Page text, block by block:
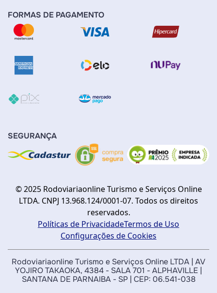
FORMAS DE PAGAMENTO
SEGURANÇA
© 2025 Rodoviariaonline Turismo e Serviços Online
LTDA. CNPJ 13.968.124/0001-07. Todos os direitos
reservados.
Políticas de PrivacidadeTermos de Uso
Configurações de Cookies
Rodoviariaonline Turismo e Serviços Online LTDA | AV
YOJIRO TAKAOKA, 4384 - SALA 701 - ALPHAVILLE |
SANTANA DE PARNAIBA - SP | CEP: 06.541-038